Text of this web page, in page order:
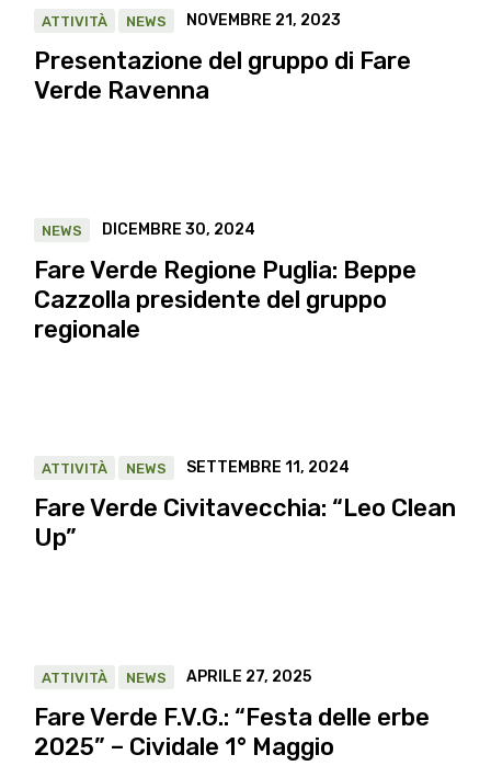
ATTIVITÀ NEWS NOVEMBRE 21, 2023
Presentazione del gruppo di Fare
Verde Ravenna
NEWS DICEMBRE 30, 2024
Fare Verde Regione Puglia: Beppe
Cazzolla presidente del gruppo
regionale
ATTIVITÀ NEWS SETTEMBRE 11, 2024
Fare Verde Civitavecchia: “Leo Clean
Up”
ATTIVITÀ NEWS APRILE 27, 2025
Fare Verde F.V.G.: “Festa delle erbe
2025” – Cividale 1° Maggio